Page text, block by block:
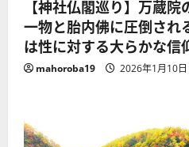
【神社仏閣巡り】万蔵
一物と胎内佛に圧倒され
は性に対する大らかな信
mahoroba19 2026年1月10日